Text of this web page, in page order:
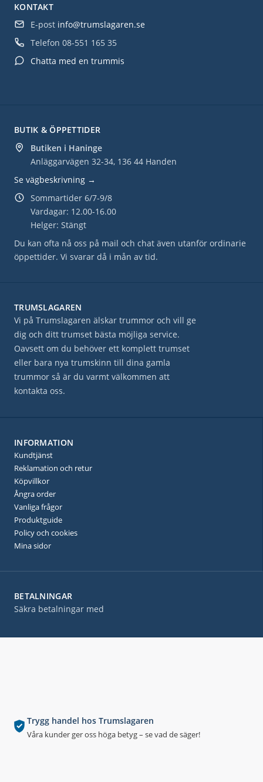
Trygg handel hos Trumslagaren
Våra kunder ger oss höga betyg – se vad de säger!
BUTIK & ÖPPETTIDER
Butiken i Haninge
Anläggarvägen 32-34, 136 44 Handen
Se vägbeskrivning →
Sommartider 6/7-9/8
Vardagar: 12.00-16.00
Helger: Stängt
Du kan ofta nå oss på mail och chat även utanför ordinarie
öppettider. Vi svarar då i mån av tid.
BETALNINGAR
Säkra betalningar med
KONTAKT
E-post info@trumslagaren.se
Telefon 08-551 165 35
Chatta med en trummis
TRUMSLAGAREN
Vi på Trumslagaren älskar trummor och vill ge
dig och ditt trumset bästa möjliga service.
Oavsett om du behöver ett komplett trumset
eller bara nya trumskinn till dina gamla
trummor så är du varmt välkommen att
kontakta oss.
INFORMATION
Kundtjänst
Reklamation och retur
Köpvillkor
Ångra order
Vanliga frågor
Produktguide
Policy och cookies
Mina sidor